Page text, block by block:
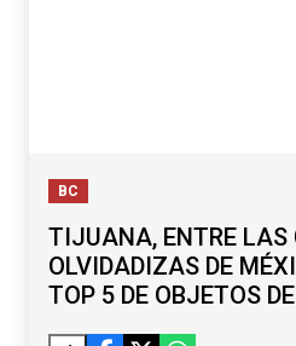
BC
TIJUANA, ENTRE LAS
OLVIDADIZAS DE
TOP 5 DE OBJETOS